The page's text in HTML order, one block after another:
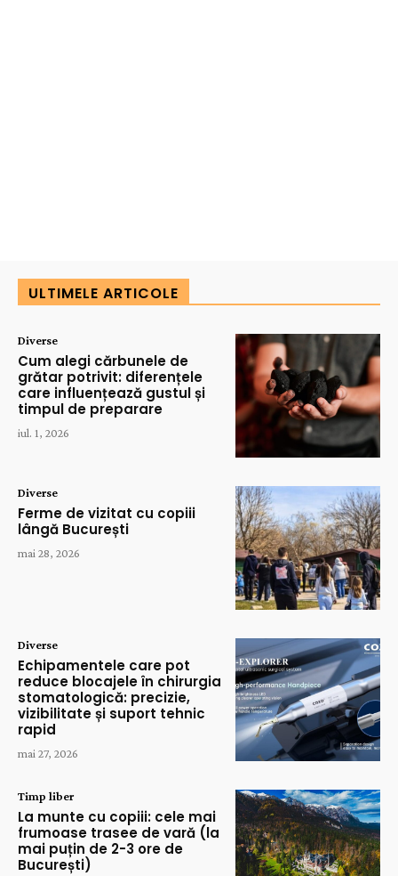
ULTIMELE ARTICOLE
Diverse
Cum alegi cărbunele de
grătar potrivit: diferențele
care influențează gustul și
timpul de preparare
iul. 1, 2026
Diverse
Ferme de vizitat cu copiii
lângă București
mai 28, 2026
Diverse
Echipamentele care pot
reduce blocajele în chirurgia
stomatologică: precizie,
vizibilitate și suport tehnic
rapid
mai 27, 2026
Timp liber
La munte cu copiii: cele mai
frumoase trasee de vară (la
mai puțin de 2-3 ore de
București)